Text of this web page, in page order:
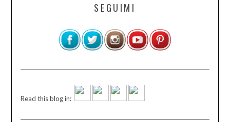
SEGUIMI
Read this blog in: